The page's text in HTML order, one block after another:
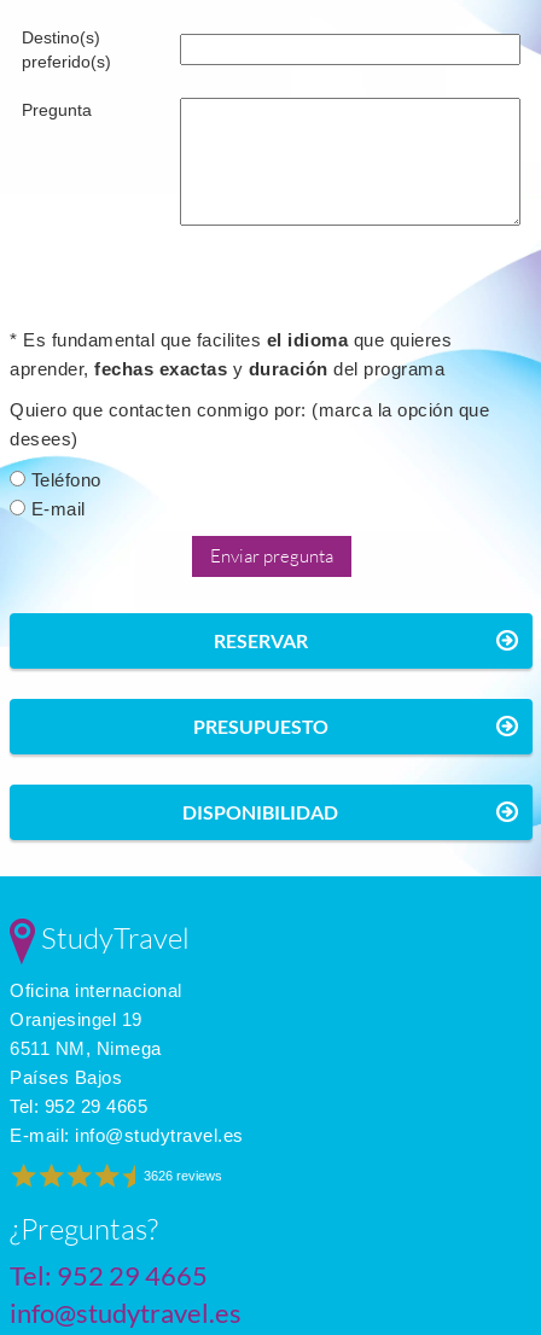
Destino(s)
preferido(s)
Pregunta
* Es fundamental que facilites el idiomaque quieres
aprender, fechas exactas y duración del programa
Quiero que contacten conmigo por: (marca la opción que
desees)
Teléfono
E-mail
RESERVAR
PRESUPUESTO
DISPONIBILIDAD
StudyTravel
Oficina internacional
Oranjesingel 19
6511 NM, Nimega
Países Bajos
Tel: 952 29 4665
E-mail: info@studytravel.es
3626 reviews
¿Preguntas?
Tel: 952 29 4665
info@studytravel.es